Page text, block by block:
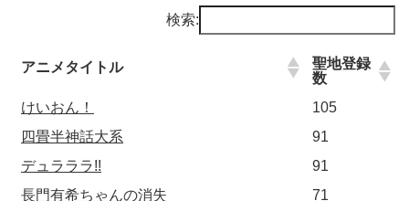
検索:
アニメタイトル
聖地登録
数
けいおん！
105
四畳半神話大系
91
デュラララ!!
91
長門有希ちゃんの消失
71